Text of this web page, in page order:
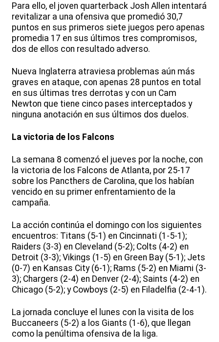
Para ello, el joven quarterback Josh Allen intentará
revitalizar a una ofensiva que promedió 30,7
puntos en sus primeros siete juegos pero apenas
promedia 17 en sus últimos tres compromisos,
dos de ellos con resultado adverso.
Nueva Inglaterra atraviesa problemas aún más
graves en ataque, con apenas 28 puntos en total
en sus últimas tres derrotas y con un Cam
Newton que tiene cinco pases interceptados y
ninguna anotación en sus últimos dos duelos.
La victoria de los Falcons
La semana 8 comenzó el jueves por la noche, con
la victoria de los Falcons de Atlanta, por 25-17
sobre los Pancthers de Carolina, que los habían
vencido en su primer enfrentamiento de la
campaña.
La acción continúa el domingo con los siguientes
encuentros: Titans (5-1) en Cincinnati (1-5-1);
Raiders (3-3) en Cleveland (5-2); Colts (4-2) en
Detroit (3-3); Vikings (1-5) en Green Bay (5-1); Jets
(0-7) en Kansas City (6-1); Rams (5-2) en Miami (3-
3); Chargers (2-4) en Denver (2-4); Saints (4-2) en
Chicago (5-2); y Cowboys (2-5) en Filadelfia (2-4-1).
La jornada concluye el lunes con la visita de los
Buccaneers (5-2) a los Giants (1-6), que llegan
como la penúltima ofensiva de la liga.